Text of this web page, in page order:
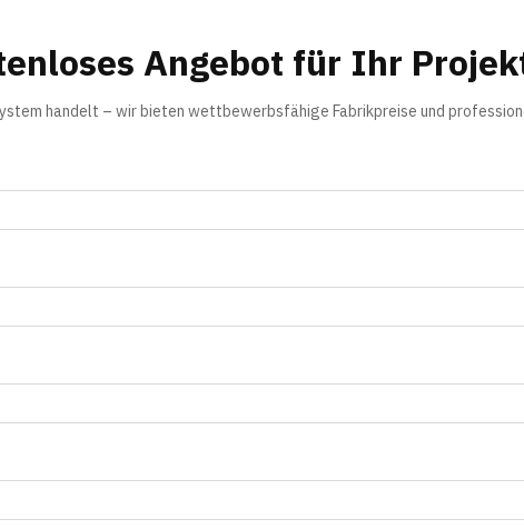
Angebot für Ihr
handelt – wir bieten wettbewerbsfähige Fabrikpreise und